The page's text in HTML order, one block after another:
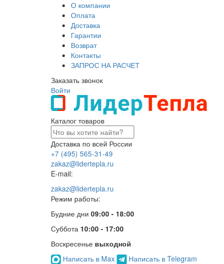
О компании
Оплата
Доставка
Гарантии
Возврат
Контакты
ЗАПРОС НА РАСЧЕТ
Заказать звонок
Войти
Каталог товаров
Доставка по всей России
+7 (495) 565-31-49
zakaz@lidertepla.ru
E-mail:
zakaz@lidertepla.ru
Режим работы:
Будние дни 09:00 - 18:00
Суббота 10:00 - 17:00
Воскресенье выходной
Написать в Max
Написать в Telegram